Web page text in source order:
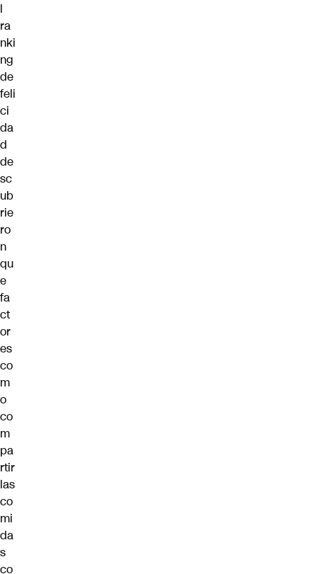
l
ra
nki
ng
de
feli
ci
da
d
de
sc
ub
rie
ro
n
qu
e
fa
ct
or
es
co
m
o
co
m
pa
rtir
las
co
mi
da
s
co